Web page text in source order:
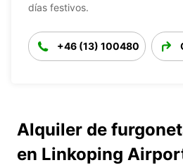
días festivos.
+46 (13) 100480
Alquiler de
en Linkoping